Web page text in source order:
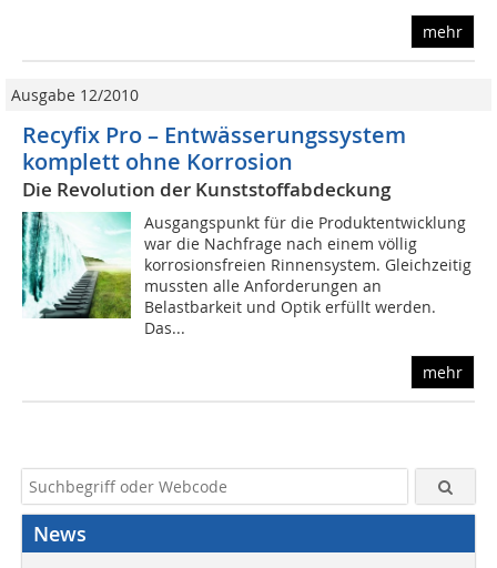
mehr
Ausgabe 12/2010
Recyfix Pro – Entwässerungssystem
komplett ohne Korrosion
Die Revolution der Kunststoffabdeckung
Ausgangspunkt für die Produktentwicklung
war die Nachfrage nach einem völlig
korrosionsfreien Rinnensystem. Gleichzeitig
mussten alle Anforderungen an
Belastbarkeit und Optik erfüllt werden.
Das...
mehr
News